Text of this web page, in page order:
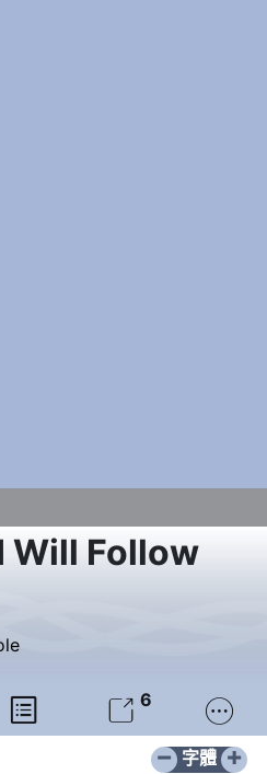
Will Follow
  6 
− +
字體